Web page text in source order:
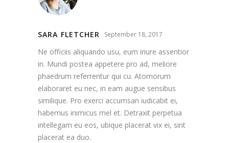
SARA FLETCHER September 18, 2017
Ne officiis aliquando usu, eum iriure assentior
in. Mundi postea appetere pro ad, meliore
phaedrum referrentur qui cu. Atomorum
elaboraret eu nec, in eam augue sensibus
similique. Pro exerci accumsan iudicabit ei,
habemus inimicus mel et. Detraxit perpetua
intellegam eu eos, ubique placerat vix ei, sint
placerat ea duo.